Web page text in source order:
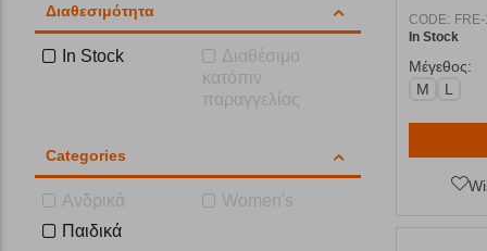
Διαθεσιμότητα
In Stock
Διαθέσιμο
κατόπιν
παραγγελίας
Categories
Ανδρικά
Women's
Παιδικά
CODE:
In Stock
Μέγεθος:
M
L